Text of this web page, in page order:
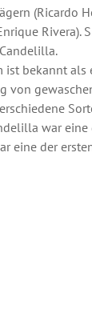
(Ricardo
Rivera).
ist bekannt
von
war
eine der